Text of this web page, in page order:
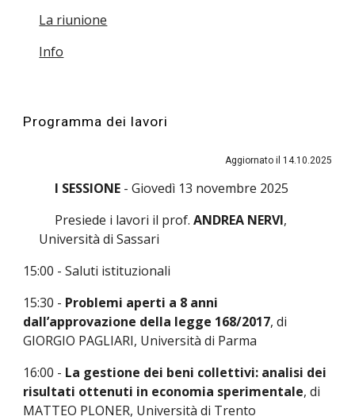
La riunione
Info
Programma dei lavori
Aggiornato il 14.10.2025
I SESSIONE - Giovedì 13 novembre 2025
Presiede i lavori il prof.ANDREA NERVI,
Università di Sassari
15:00 - Saluti istituzionali
15:30 - Problemi aperti a 8 anni
dall’approvazione della legge 168/2017, di
GIORGIO PAGLIARI, Università di Parma
16:00 - La gestione dei beni collettivi: analisi dei
risultati ottenuti in economia sperimentale, di
MATTEO PLONER, Università di Trento